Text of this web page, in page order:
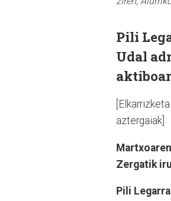
Pili
Udal
aztergaiak]
Zergatik
Pili